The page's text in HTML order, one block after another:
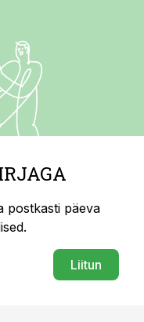
postkasti päeva
Liitun